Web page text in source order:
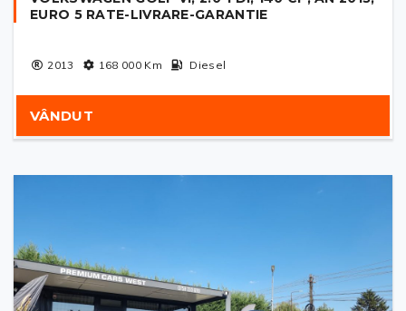
EURO 5 RATE-LIVRARE-GARANTIE
2013 168 000Km Diesel
VÂNDUT